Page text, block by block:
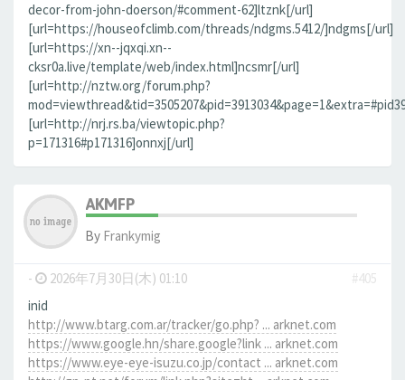
decor-from-john-doerson/#comment-62]ltznk[/url]
[url=https://houseofclimb.com/threads/ndgms.5412/]ndgms[/url]
[url=https://xn--jqxqi.xn--
cksr0a.live/template/web/index.html]ncsmr[/url]
[url=http://nztw.org/forum.php?
[url=http://nrj.rs.ba/viewtopic.php?
p=171316#p171316]onnxj[/url]
AKMFP
By Frankymig
- 2026年7月30日(木) 01:10
#405
inid
http://www.btarg.com.ar/tracker/go.php? ... arknet.com
https://www.google.hn/share.google?link ... arknet.com
https://www.eye-eye-isuzu.co.jp/contact ... arknet.com